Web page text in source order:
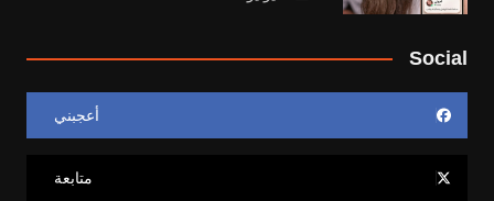
Social
أعجبني
متابعة